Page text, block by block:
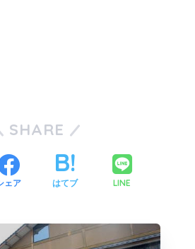
SHARE
ェア はてブ LINE